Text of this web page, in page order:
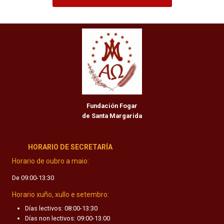
Fundación Fogar
de Santa Margarida
HORARIO DE SECRETARÍA
Horario de oubro a maio:
De 09:00-13:30
Horario xuño, xullo e setembro:
Días lectivos: 08:00-13:30
Días non lectivos: 09:00-13:00